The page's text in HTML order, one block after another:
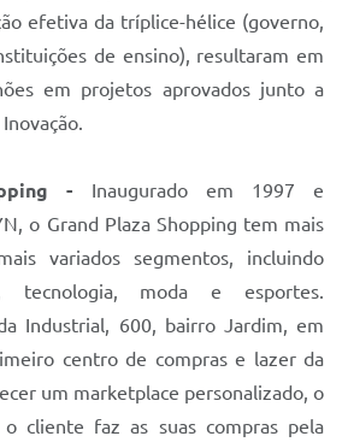
efetiva da tríplice-hélice (governo,
de ensino), resultaram em
em projetos aprovados junto a
- Inaugurado em 1997 e
o Grand Plaza Shopping tem mais
variados segmentos, incluindo
tecnologia, moda e esportes.
Industrial, 600, bairro Jardim, em
centro de compras e lazer da
um marketplace personalizado, o
cliente faz as suas compras pela